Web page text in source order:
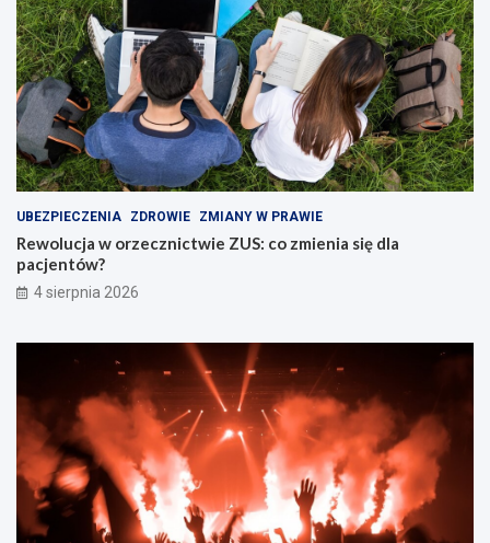
UBEZPIECZENIA ZDROWIE ZMIANY W PRAWIE
Rewolucja w orzecznictwie ZUS: co zmienia się dla
pacjentów?
4 sierpnia 2026